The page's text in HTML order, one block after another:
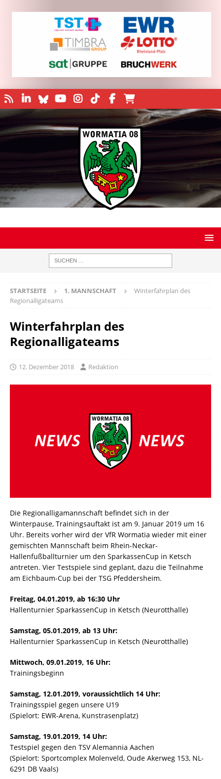
STARTSEITE 1. MANNSCHAFT
Winterfahrplan des
Regionalligateams
Winterfahrplan des
Regionalligateams
12. Dezember 2018 Redaktion
Die Regionalligamannschaft befindet sich in der
Winterpause, Trainingsauftakt ist am 9. Januar 2019 um 16
Uhr. Bereits vorher wird der VfR Wormatia wieder mit einer
gemischten Mannschaft beim Rhein-Neckar-
Hallenfußballturnier um den SparkassenCup in Ketsch
antreten. Vier Testspiele sind geplant, dazu die Teilnahme
am Eichbaum-Cup bei der TSG Pfeddersheim.
Freitag, 04.01.2019, ab 16:30 Uhr
Hallenturnier SparkassenCup in Ketsch (Neurotthalle)
Samstag, 05.01.2019, ab 13 Uhr:
Hallenturnier SparkassenCup in Ketsch (Neurotthalle)
Mittwoch, 09.01.2019, 16 Uhr:
Trainingsbeginn
Samstag, 12.01.2019, voraussichtlich 14 Uhr:
Trainingsspiel gegen unsere U19
(Spielort: EWR-Arena, Kunstrasenplatz)
Samstag, 19.01.2019, 14 Uhr:
Testspiel gegen den TSV Alemannia Aachen
(Spielort: Sportcomplex Molenveld, Oude Akerweg 153, NL-
6291 DB Vaals)